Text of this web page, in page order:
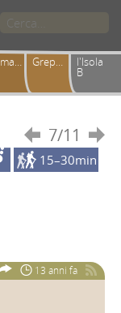
Camaiorese Greppolungo l'Isola
B
 7/11

15–30min
13 anni fa